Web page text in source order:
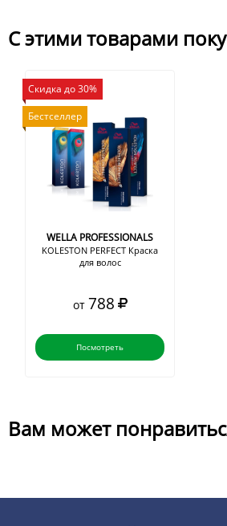
С этими товарами
Скидка до 30%
Бестселлер
WELLA PROFESSIONALS
KOLESTON PERFECT Краска
для волос
от 788
Посмотреть
Вам может